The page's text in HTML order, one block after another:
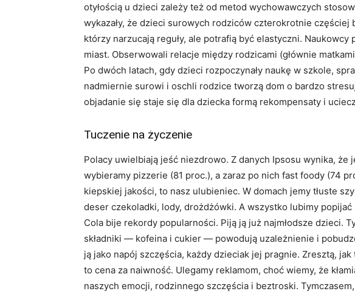
otyłością u dzieci zależy też od metod wychowawczych
wykazały, że dzieci surowych rodziców czterokrotnie częściej
którzy narzucają reguły, ale potrafią być elastyczni.
miast. Obserwowali relacje między rodzicami (głównie
Po dwóch latach, gdy dzieci rozpoczynały naukę w szkole,
nadmiernie surowi i oschli rodzice tworzą dom o bardzo
objadanie się staje się dla dziecka formą rekompensaty i
Tuczenie na życzenie
Polacy uwielbiają jeść niezdrowo. Z danych Ipsosu wynika, że
wybieramy pizzerie (81 proc.), a zaraz po nich fast foody (74
kiepskiej jakości, to nasz ulubieniec. W domach jemy tłuste
deser czekoladki, lody, drożdżówki. A wszystko lubimy popijać
Cola bije rekordy popularności. Piją ją już najmłodsze dzieci.
składniki — kofeina i cukier — powodują uzależnienie i
ją jako napój szczęścia, każdy dzieciak jej pragnie. Zresztą,
to cena za naiwność. Ulegamy reklamom, choć wiemy, że
naszych emocji, rodzinnego szczęścia i beztroski.